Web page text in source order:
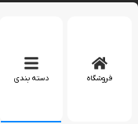
کپی رایت 2023 – تمام حقوق برای وب سایت فروشگاه دسته بندی